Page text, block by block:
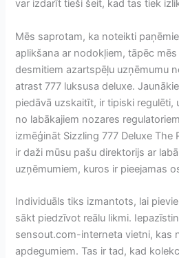
var izdarīt tieši šeit, kad tas tiek
Mēs saprotam, ka noteikti
aplikšana ar nodokļiem, tāpēc
desmitiem azartspēļu uzņēmumu
atrast 777 luksusa deluxe.
piedāvā uzskaitīt, ir tipiski regulēti,
no labākajiem nozares
izmēģināt Sizzling 777 Deluxe The
ir daži mūsu pašu direktorijs ar
uzņēmumiem, kuros ir pieejamas
Individuāls tiks izmantots, lai
sākt piedzīvot reālu likmi.
sensout.com-interneta vietni, kas
apdegumiem. Tas ir tad, kad